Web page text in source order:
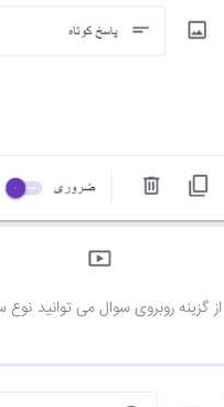
روبروی سوال می توانید